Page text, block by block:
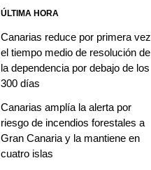
ÚLTIMA HORA
Canarias reduce por primera vez
el tiempo medio de resolución de
la dependencia por debajo de los
300 días
Canarias amplía la alerta por
riesgo de incendios forestales a
Gran Canaria y la mantiene en
cuatro islas